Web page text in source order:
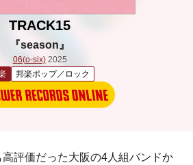
TRACK15
『season』
06(o-six)2025
邦楽ポップ／ロック
高評価だった大阪の4人組バンドか